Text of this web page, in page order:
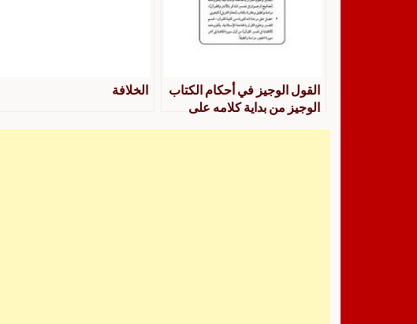
القول الوجيز في أحكام الكتاب
الوجيز من بداية كلامه على
الخلافة